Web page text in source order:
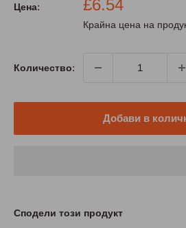
Цена:
цена
£6.54
Крайна цена на
Количество:
Добави в
Сподели този продукт